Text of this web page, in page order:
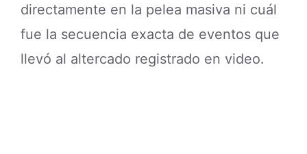
directamente en la pelea masiva ni cuál
fue la secuencia exacta de eventos que
llevó al altercado registrado en video.